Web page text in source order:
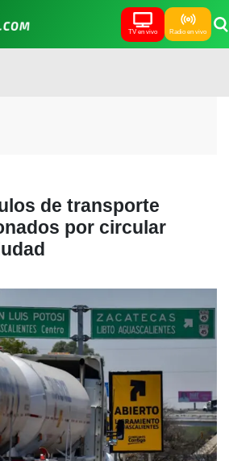
TV en vivo Radio en vivo
de transporte
por circular